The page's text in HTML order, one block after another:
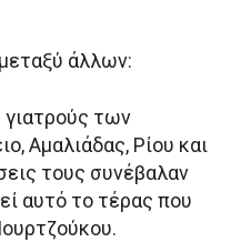
άλλων:
των
Αμαλιάδας, Ρίου και
τους συνέβαλαν
αυτό το τέρας που